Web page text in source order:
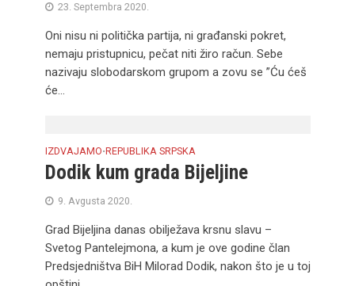
23. Septembra 2020.
Oni nisu ni politička partija, ni građanski pokret,
nemaju pristupnicu, pečat niti žiro račun. Sebe
nazivaju slobodarskom grupom a zovu se ”Ću ćeš
će...
IZDVAJAMO•REPUBLIKA SRPSKA
Dodik kum grada Bijeljine
9. Avgusta 2020.
Grad Bijeljina danas obilježava krsnu slavu –
Svetog Pantelejmona, a kum je ove godine član
Predsjedništva BiH Milorad Dodik, nakon što je u toj